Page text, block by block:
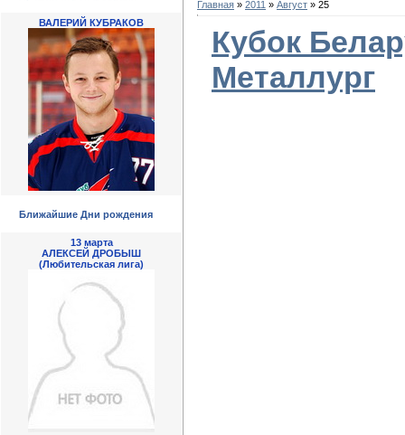
ВАЛЕРИЙ КУБРАКОВ
Ближайшие Дни рождения
13 марта
АЛЕКСЕЙ ДРОБЫШ
(Любительская лига)
Главная » 2011 » Август » 25
Кубок
Металлург